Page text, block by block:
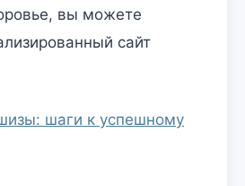
вы можете
сайт
шаги к успешному